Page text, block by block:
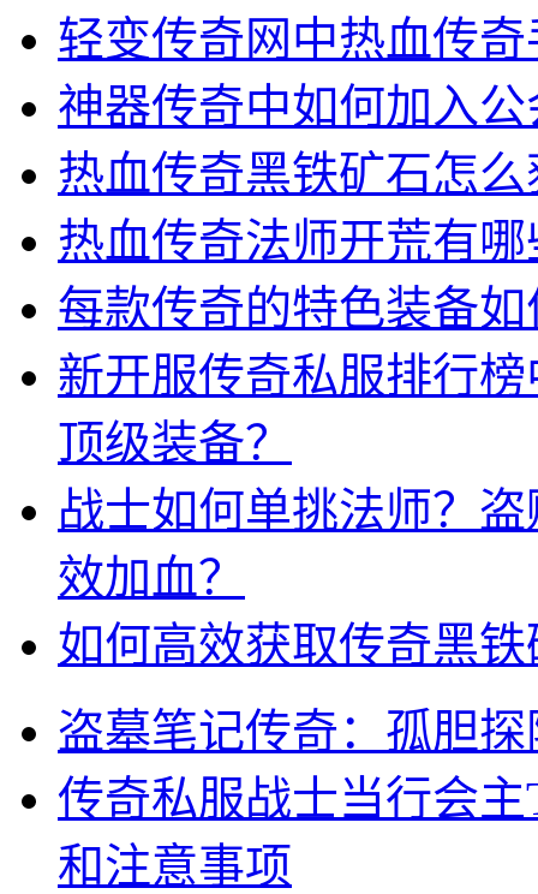
轻变传奇网中热血传
神器传奇中如何加入公
热血传奇黑铁矿石怎
热血传奇法师开荒有
每款传奇的特色装备
新开服传奇私服排行
顶级装备？
战士如何单挑法师？
效加血？
如何高效获取传奇黑
盗墓笔记传奇：孤胆
传奇私服战士当行会
和注意事项